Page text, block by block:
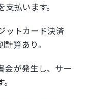
払います。
ットカード決済
算あり。
金が発生し、サー